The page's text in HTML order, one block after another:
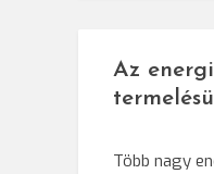
Az
Több nagy